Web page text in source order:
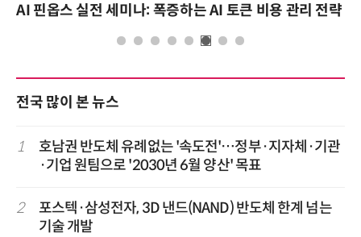
AI 핀옵스 실전 세미나: 폭증하는 AI 토큰 비용 관리 전략
전국 많이 본 뉴스
1
호남권 반도체 유례없는 '속도전'…정부·지자체·기관
·기업 원팀으로 '2030년 6월 양산' 목표
2
포스텍·삼성전자, 3D 낸드(NAND) 반도체 한계 넘는
기술 개발